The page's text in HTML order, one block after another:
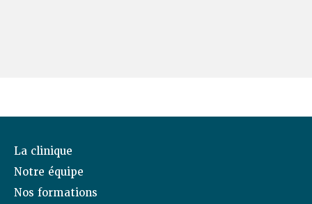
La clinique
Notre équipe
Nos formations